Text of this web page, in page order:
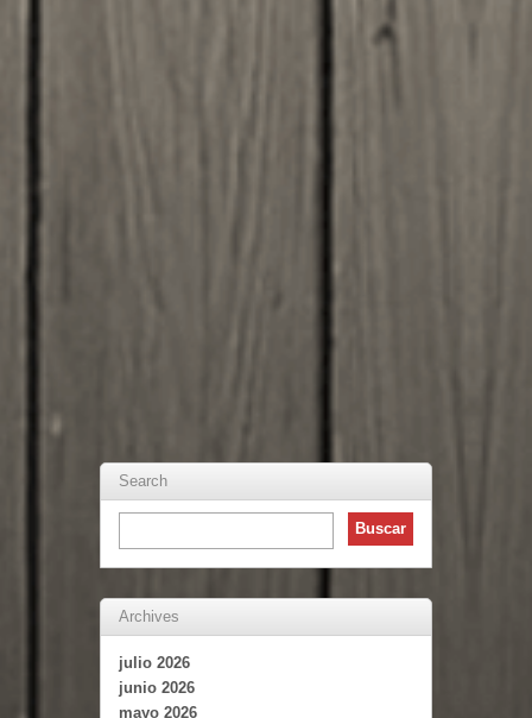
Search
Archives
julio 2026
junio 2026
mayo 2026